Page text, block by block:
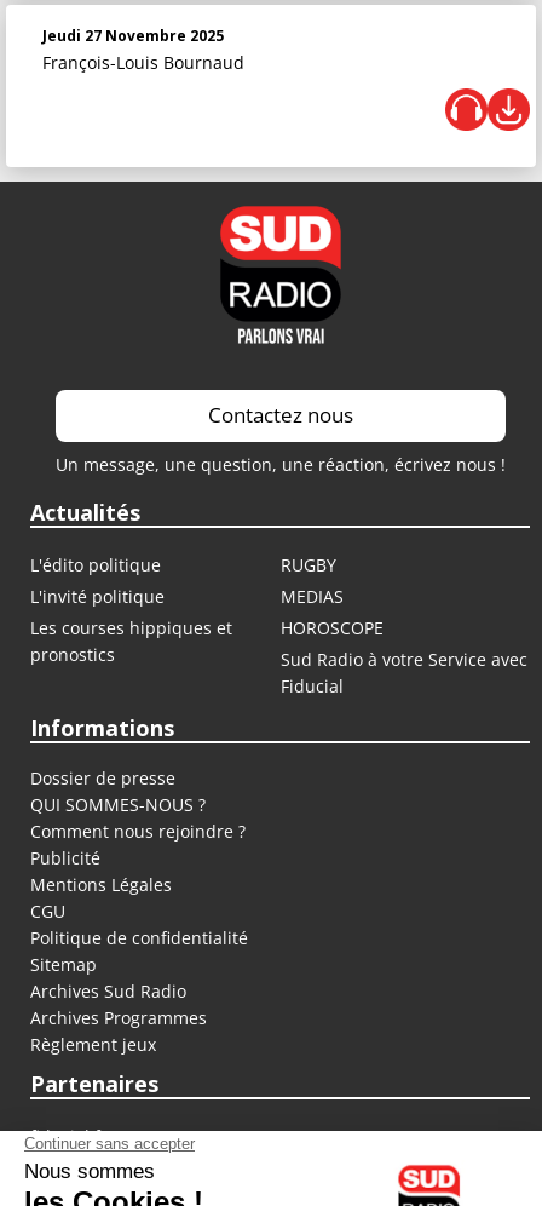
Jeudi 27 Novembre 2025
François-Louis Bournaud
Contactez nous
Un message, une question, une réaction, écrivez nous !
Actualités
L'édito politique
RUGBY
L'invité politique
MEDIAS
Les courses hippiques et
pronostics
HOROSCOPE
Sud Radio à votre Service avec
Fiducial
Informations
Dossier de presse
QUI SOMMES-NOUS ?
Comment nous rejoindre ?
Publicité
Mentions Légales
CGU
Politique de confidentialité
Sitemap
Archives Sud Radio
Archives Programmes
Règlement jeux
Partenaires
fiducial.fr
lyoncapitale.fr
olympique-et-lyonnais.com